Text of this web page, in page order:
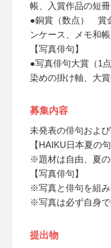
帳、入賞作品の短冊
●銅賞（数点） 賞
ンケース、メモ和
【写真俳句】
●写真俳句大賞（1
染めの掛け軸、大
募集内容
未発表の俳句およ
【HAIKU日本夏の句
※題材は自由、夏
【写真俳句】
※写真と俳句を組
※写真は必ず自身で
提出物